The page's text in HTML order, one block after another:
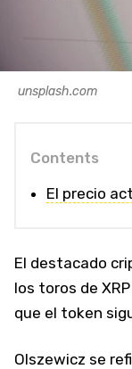
unsplash.com
Contents
El precio
El destacado
los toros de
que el token
Olszewicz se